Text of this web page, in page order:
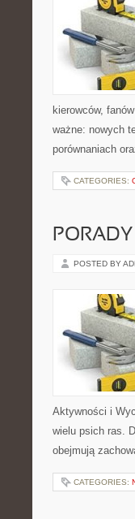
kierowców,
ważne: nowych
porównaniach
CATEGORIES:
POSTED BY
Aktywności i
wielu psich ras.
obejmują
CATEGORIES: